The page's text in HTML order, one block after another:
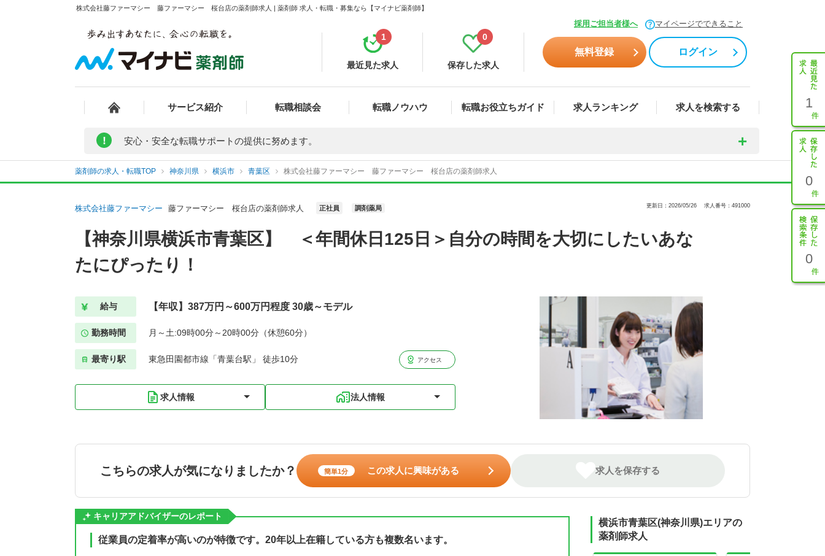
株式会社藤ファーマシー 藤ファーマシー 桜台店の薬剤師求人 | 薬剤師 求人・転職・募集なら【マイナビ薬剤師】
採用ご担当者様へ マイページでできること
最近見た求人
1
保存した求人
0
無料登録 ログイン
サービス紹介 転職相談会 転職ノウハウ 転職お役立ちガイド 求人ランキング 求人を検索する 1
0
0
! 安心・安全な転職サポートの提供に努めます。
薬剤師の求人・転職TOP 神奈川県 横浜市 青葉区 株式会社藤ファーマシー 藤ファーマシー 桜台店の薬剤師求人
株式会社藤ファーマシー 藤ファーマシー 桜台店の薬剤師求人 正社員 調剤薬局 更新日：2026/05/26 求人番号：491000
【神奈川県横浜市青葉区】 ＜年間休日125日＞自分の時間を大切にしたいあな
たにぴったり！
給与 【年収】387万円～600万円程度 30歳～モデル
勤務時間 月～土:09時00分～20時00分（休憩60分）
最寄り駅 東急田園都市線「青葉台駅」 徒歩10分 アクセス
求人情報 法人情報
こちらの求人が気になりましたか？ 簡単1分 この求人に興味がある 求人を保存する
キャリアアドバイザーのレポート
従業員の定着率が高いのが特徴です。20年以上在籍している方も複数名います。
横浜市青葉区(神奈川県)エリアの
薬剤師求人